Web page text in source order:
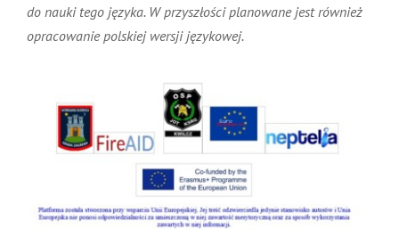
do nauki tego języka. W przyszłości planowane jest również
opracowanie polskiej wersji językowej.